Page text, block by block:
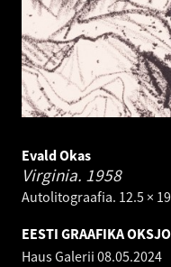
Evald Okas
Virginia. 1958
Autolitograafia. 12.5 ×
EESTI GRAAFIKA
Haus Galerii 08.05.2024